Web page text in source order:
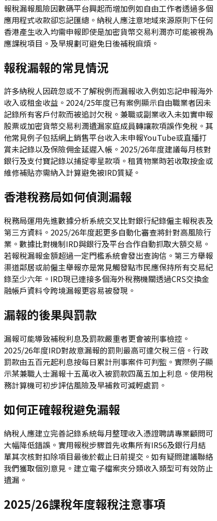
報稅漏報風險因數碼平台興起而增加例如自由工作者透過多個
應用程式收款卻忘記匯總。納稅人應注意地域來源原則下任何
香港產生收入均需申報即使是加密貨幣交易利潤亦可能被視為
應課稅項目。及早規劃可避免日後補稅麻煩。
報稅漏報的常見情況
許多納稅人因疏忽或不了解稅例而漏報收入例如忘記申報海外
收入或租金收益。2024/25年度已有案例顯示自由職業者因未
記錄所有客戶付款而被追討欠稅。兼職或副業收入未如實申報
股票或加密貨幣交易利潤遺漏家庭成員轉讓款項誤作免稅。其
他常見例子包括網上銷售平台收入未申報YouTube或直播打
賞未記錄以及保險佣金延遲入帳。2025/26年度建議每月核對
銀行及支付寶記錄以捕捉零星款項。租賃物業時若收取按金或
維修補貼亦需納入計算避免被IRD質疑。
香港稅務局如何偵測漏報
稅務局運用先進數據分析系統交叉比對銀行紀錄僱主報稅表及
第三方資料。2025/26年度起更多自動化審查將針對高風險行
業。數據比對機制IRD與銀行及平台合作自動抓取大額交易。
若報稅漏報金額超過一定門檻系統會發出查詢信。第三方舉報
渠道鄰居或前僱主舉報亦是常見觸發點市民應保持所有交易紀
錄至少六年。IRD現已連接多個海外稅務機關透過CRS交換金
融帳戶資料令跨境漏報更容易被發現。
漏報的後果與罰款
漏報可能導致補稅利息及罰款嚴重者更會被刑事檢控。
2025/26年度IRD對故意漏報的罰則最高可達欠稅三倍。行政
罰款由五百元起利息按每日累計刑事案件可判監。實際例子顯
示某兼職人士漏報十五萬收入被罰款四萬五加上利息。使用稅
務計算機可初步評估風險及早補救可減輕處罰。
如何正確報稅避免漏報
納稅人應建立完善記錄系統每月整理收入憑證聘請專業顧問可
大幅降低錯誤。實用報稅步驟首先收集所有IR56及銀行月結
單其次核對扣除項目最後於截止日前提交。如有疑問建議聯絡
我們獲取個別意見。建立電子檔案夾分類收入類型可有效防止
遺漏。
2025/26課稅年度報稅注意事項